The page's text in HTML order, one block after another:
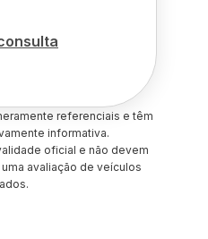
referenciais e têm
informativa.
oficial e não devem
avaliação de veículos